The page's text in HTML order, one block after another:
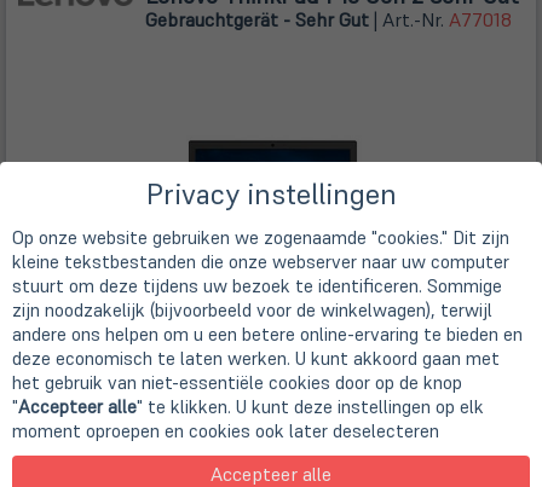
Gebrauchtgerät - Sehr Gut | Art.-Nr. A77018
Intel Core i7-11850H (8x 2,50 GHz)
39,6cm
15,6" TFT Display IPS
1920 x 1080 Pixel (FHD)
32 GB DDR4 (2x 16 GB)
1TB SSD
Windows 11 Pro
NVIDIA RTX A3000 (6GB GDDR6)
Privacy instellingen
Op onze website gebruiken we zogenaamde "cookies." Dit zijn
kleine tekstbestanden die onze webserver naar uw computer
stuurt om deze tijdens uw bezoek te identificeren. Sommige
zijn noodzakelijk (bijvoorbeeld voor de winkelwagen), terwijl
andere ons helpen om u een betere online-ervaring te bieden en
deze economisch te laten werken. U kunt akkoord gaan met
het gebruik van niet-essentiële cookies door op de knop
"Accepteer alle" te klikken. U kunt deze instellingen op elk
moment oproepen en cookies ook later deselecteren
Accepteer alle